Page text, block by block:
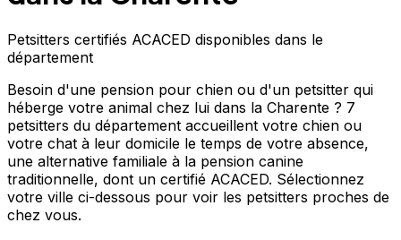
Petsitters certifiés ACACED disponibles dans le
département
Besoin d'une pension pour chien ou d'un petsitter qui
héberge votre animal chez lui dans la Charente ? 7
petsitters du département accueillent votre chien ou
votre chat à leur domicile le temps de votre absence,
une alternative familiale à la pension canine
traditionnelle, dont un certifié ACACED. Sélectionnez
votre ville ci-dessous pour voir les petsitters proches de
chez vous.